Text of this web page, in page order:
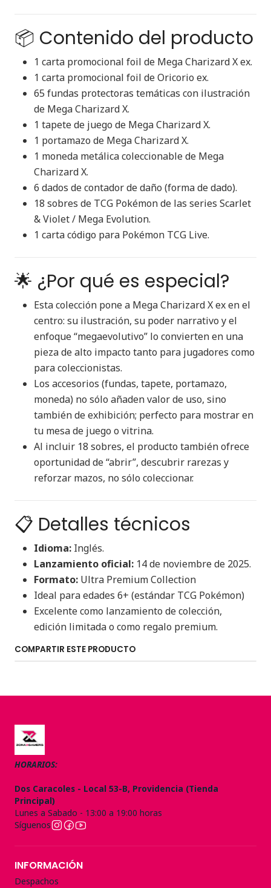
📦 Contenido del producto
1 carta promocional foil de Mega Charizard X ex.
1 carta promocional foil de Oricorio ex.
65 fundas protectoras temáticas con ilustración
de Mega Charizard X.
1 tapete de juego de Mega Charizard X.
1 portamazo de Mega Charizard X.
1 moneda metálica coleccionable de Mega
Charizard X.
6 dados de contador de daño (forma de dado).
18 sobres de TCG Pokémon de las series Scarlet
& Violet / Mega Evolution.
1 carta código para Pokémon TCG Live.
🌟 ¿Por qué es especial?
Esta colección pone a Mega Charizard X ex en el
centro: su ilustración, su poder narrativo y el
enfoque “megaevolutivo” lo convierten en una
pieza de alto impacto tanto para jugadores como
para coleccionistas.
Los accesorios (fundas, tapete, portamazo,
moneda) no sólo añaden valor de uso, sino
también de exhibición; perfecto para mostrar en
tu mesa de juego o vitrina.
Al incluir 18 sobres, el producto también ofrece
oportunidad de “abrir”, descubrir rarezas y
reforzar mazos, no sólo coleccionar.
📋 Detalles técnicos
Idioma: Inglés.
Lanzamiento oficial: 14 de noviembre de 2025.
Formato: Ultra Premium Collection
Ideal para edades 6+ (estándar TCG Pokémon)
Excelente como lanzamiento de colección,
edición limitada o como regalo premium.
COMPARTIR ESTE PRODUCTO
HORARIOS:
Dos Caracoles - Local 53-B, Providencia (Tienda
Principal)
Lunes a Sabado - 13:00 a 19:00 horas
Síguenos
INFORMACIÓN
Despachos